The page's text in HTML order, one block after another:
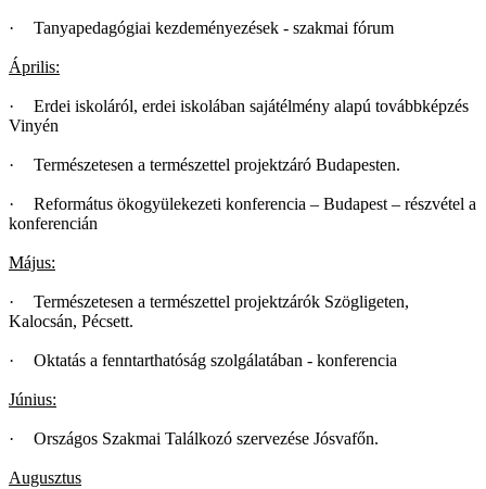
· Tanyapedagógiai kezdeményezések - szakmai fórum
Április:
·
Erdei iskoláról, erdei iskolában sajátélmény alapú továbbképzés
Vinyén
· Természetesen a természettel projektzáró Budapesten.
·
Református ökogyülekezeti konferencia – Budapest – részvétel a
konferencián
Május:
·
Természetesen a természettel projektzárók Szögligeten,
Kalocsán, Pécsett.
· Oktatás a fenntarthatóság szolgálatában - konferencia
Június:
· Országos Szakmai Találkozó szervezése Jósvafőn.
Augusztus